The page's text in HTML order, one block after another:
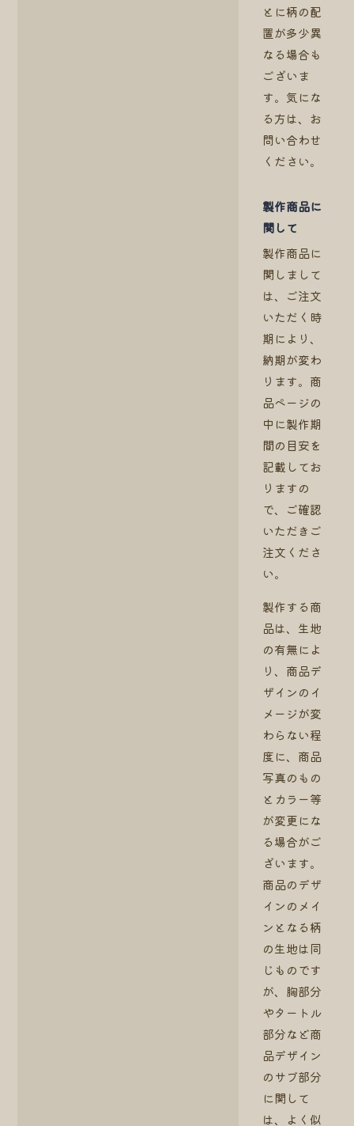
とに柄の配
置が多少異
なる場合も
ございま
す。気にな
る方は、お
問い合わせ
ください。
製作商品に
関して
製作商品に
関しまして
は、ご注文
いただく時
期により、
納期が変わ
ります。商
品ページの
中に製作期
間の目安を
記載してお
りますの
で、ご確認
いただきご
注文くださ
い。
製作する商
品は、生地
の有無によ
り、商品デ
ザインのイ
メージが変
わらない程
度に、商品
写真のもの
とカラー等
が変更にな
る場合がご
ざいます。
商品のデザ
インのメイ
ンとなる柄
の生地は同
じものです
が、胸部分
やタートル
部分など商
品デザイン
のサブ部分
に関して
は、よく似